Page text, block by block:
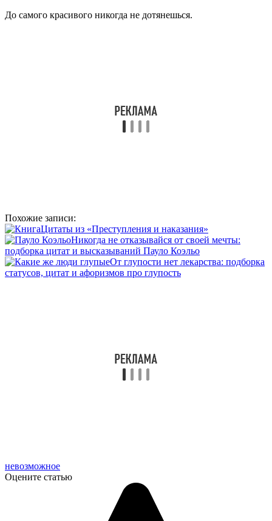
До самого красивого никогда не дотянешься.
Похожие записи:
Цитаты из «Преступления и наказания»
Никогда не отказывайся от своей мечты:
подборка цитат и высказываний Пауло Коэльо
От глупости нет лекарства: подборка
статусов, цитат и афоризмов про глупость
невозможное
Оцените статью